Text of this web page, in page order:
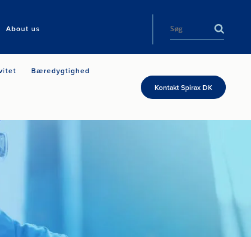
About us
Bæredygtighed
Kontakt Spirax DK